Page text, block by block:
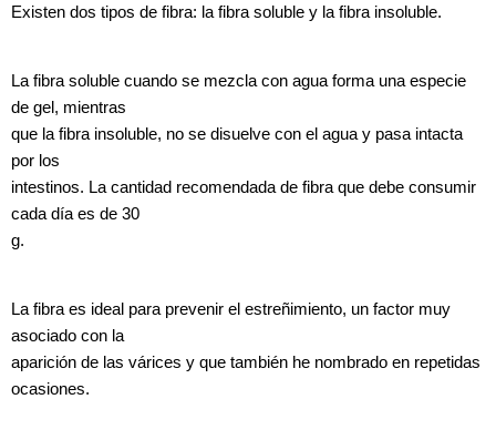
Existen dos tipos de fibra: la fibra soluble y la fibra insoluble.
La fibra soluble cuando se mezcla con agua forma una especie
de gel, mientras
que la fibra insoluble, no se disuelve con el agua y pasa intacta
por los
intestinos. La cantidad recomendada de fibra que debe consumir
cada día es de 30
g.
La fibra es ideal para prevenir el estreñimiento, un factor muy
asociado con la
aparición de las várices y que también he nombrado en repetidas
ocasiones.